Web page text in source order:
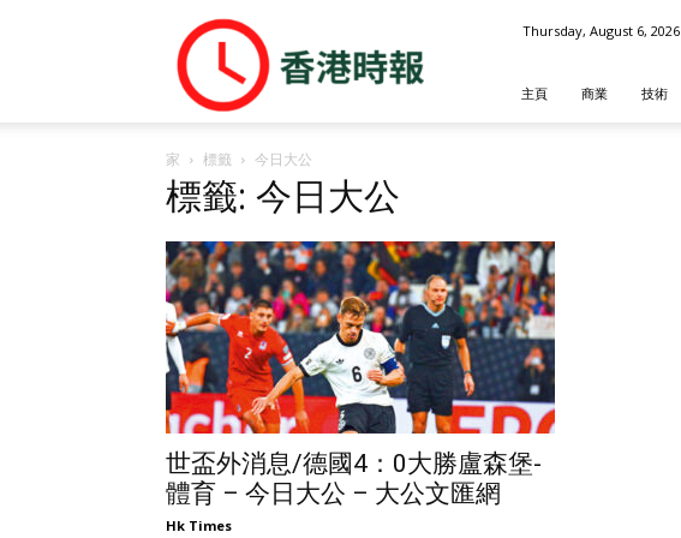
港
時
Thursday, August 6, 2026
主頁 商業 技術
家 標籤 今日大公
標籤: 今日大公
世盃外消息/德國4：0大勝盧森堡-
體育 – 今日大公 – 大公文匯網
Hk Times